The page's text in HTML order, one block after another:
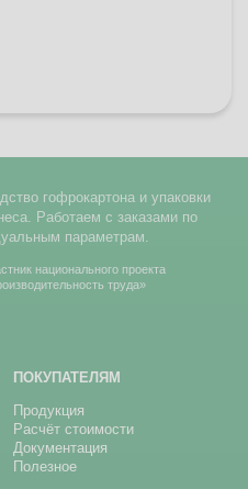
гофрокартона и упаковки
Работаем с заказами по
параметрам.
национального проекта
труда»
ПОКУПАТЕЛЯМ
Продукция
Расчёт стоимости
Документация
Полезное